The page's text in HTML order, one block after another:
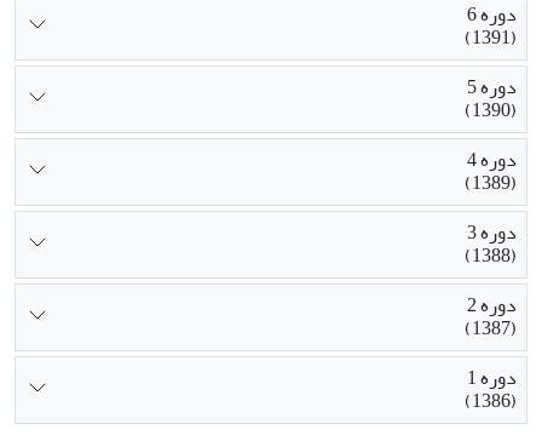
دوره 6
(1391)
دوره 5
(1390)
دوره 4
(1389)
دوره 3
(1388)
دوره 2
(1387)
دوره 1
(1386)